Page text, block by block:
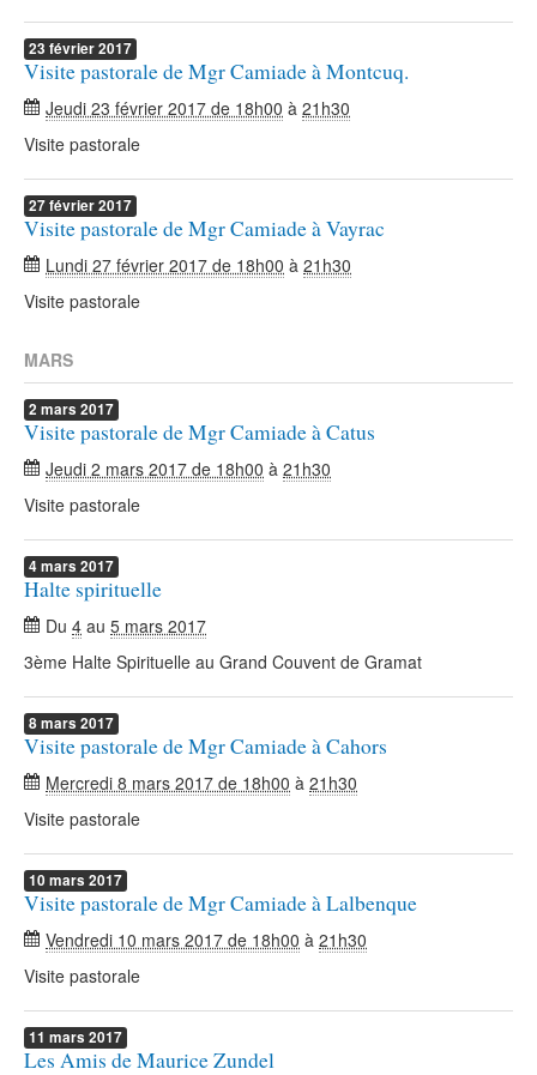
23 février2017
Visite pastorale de Mgr Camiade à Montcuq.
Jeudi 23 février 2017 de 18h00 à 21h30
Visite pastorale
27février2017
Visite pastorale de Mgr Camiade à Vayrac
Lundi 27 février 2017 de 18h00 à 21h30
Visite pastorale
MARS
2 mars 2017
Visite pastorale de Mgr Camiade à Catus
Jeudi 2 mars 2017 de 18h00 à 21h30
Visite pastorale
4mars 2017
Halte spirituelle
Du 4 au 5 mars 2017
3ème Halte Spirituelle au Grand Couvent de Gramat
8mars 2017
Visite pastorale de Mgr Camiade à Cahors
Mercredi 8 mars 2017 de 18h00 à 21h30
Visite pastorale
10 mars 2017
Visite pastorale de Mgr Camiade à Lalbenque
Vendredi 10 mars 2017 de 18h00 à 21h30
Visite pastorale
11 mars 2017
Les Amis de Maurice Zundel